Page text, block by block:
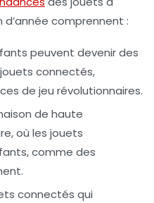
comprennent :
peuvent devenir des
connectés,
de jeu révolutionnaires.
de haute
où les jouets
comme des
connectés qui